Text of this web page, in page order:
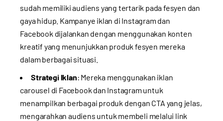
sudah memiliki audiens yang tertarik pada fesyen dan
gaya hidup. Kampanye iklan di Instagram dan
Facebook dijalankan dengan menggunakan konten
kreatif yang menunjukkan produk fesyen mereka
dalam berbagai situasi.
Strategi Iklan: Mereka menggunakan iklan
carousel di Facebook dan Instagram untuk
menampilkan berbagai produk dengan CTA yang jelas,
mengarahkan audiens untuk membeli melalui link